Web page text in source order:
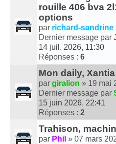
rouille 406 bva
options
par richard-sandrine
Dernier message par
14 juil. 2026, 11:30
Réponses : 6
Mon daily,
par giralion » 19 mai
Dernier message par
15 juin 2026, 22:41
Réponses : 2
Trahison,
par Phil » 07 mars